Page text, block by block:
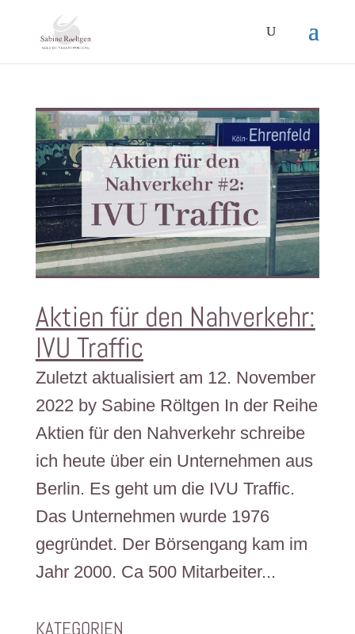
Aktien für den Nahverkehr:
IVU Traffic
Zuletzt aktualisiert am 12. November
2022 by Sabine Röltgen In der Reihe
Aktien für den Nahverkehr schreibe
ich heute über ein Unternehmen aus
Berlin. Es geht um die IVU Traffic.
Das Unternehmen wurde 1976
gegründet. Der Börsengang kam im
Jahr 2000. Ca 500 Mitarbeiter...
KATEGORIEN